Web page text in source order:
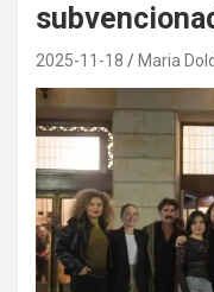
2025-11-18 Maria